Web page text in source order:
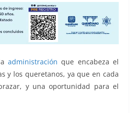
laadministraciónque encabeza el
y los queretanos, ya que en cada
y una oportunidad para el